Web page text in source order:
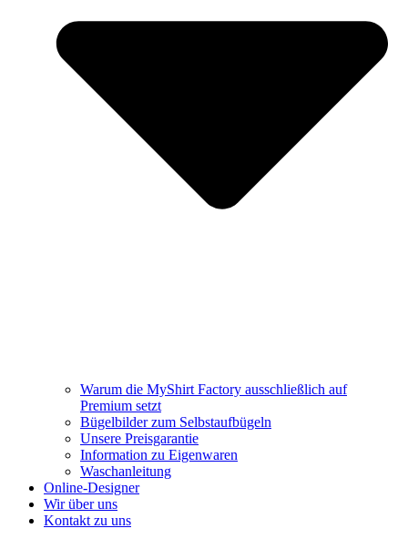
Warum die MyShirt Factory ausschließlich auf
Premium setzt
Bügelbilder zum Selbstaufbügeln
Unsere Preisgarantie
Information zu Eigenwaren
Waschanleitung
Online-Designer
Wir über uns
Kontakt zu uns